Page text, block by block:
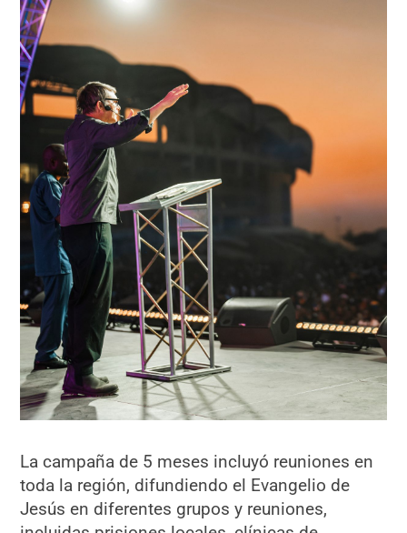
La campaña de 5 meses incluyó reuniones en
toda la región, difundiendo el Evangelio de
Jesús en diferentes grupos y reuniones,